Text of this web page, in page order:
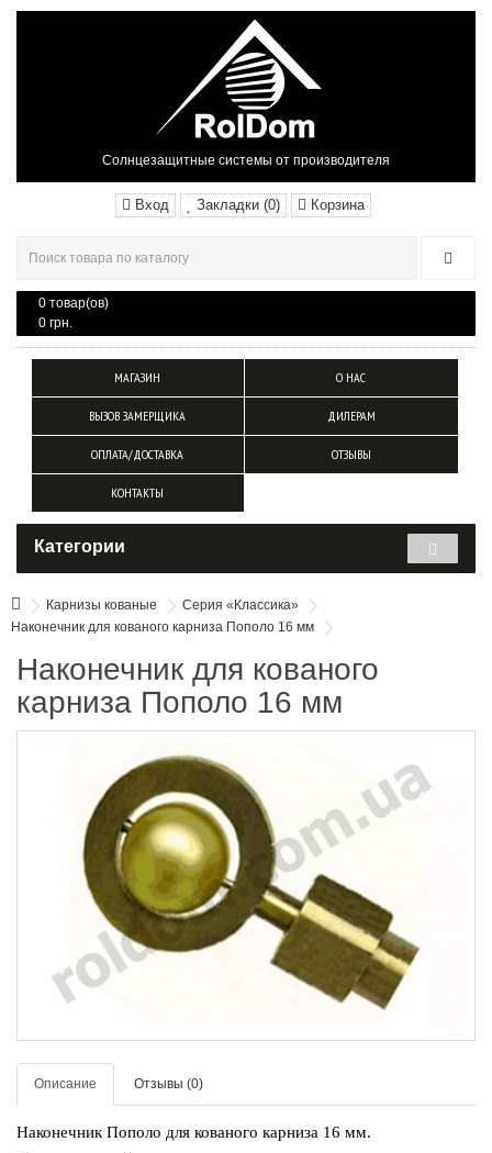
Солнцезащитные системы от производителя
Вход Закладки (0) Корзина
0 товар(ов)
0 грн.
МАГАЗИН О НАС
ВЫЗОВ ЗАМЕРЩИКА ДИЛЕРАМ
ОПЛАТА/ДОСТАВКА ОТЗЫВЫ
КОНТАКТЫ
Категории
Карнизы кованые
Серия «Классика»
Наконечник для кованого карниза Пополо 16 мм
Наконечник для кованого
карниза Пополо 16 мм
Описание Отзывы (0)
Наконечник Пополо для кованого карниза 16 мм.